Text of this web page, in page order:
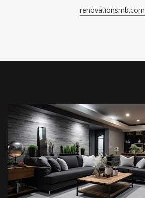
renovationsmb.com